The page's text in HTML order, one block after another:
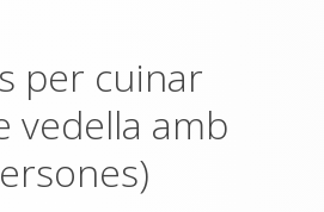
per cuinar
vedella amb